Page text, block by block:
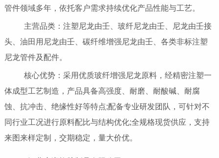
管件领域多年，依托客户需求持续优化产品性能与工艺。
主营品类：注塑尼龙由壬、玻纤尼龙由壬、尼龙由壬接
头、油田用尼龙由壬、碳纤维增强尼龙由壬、各类非标注塑
尼龙管件及配件。
核心优势：采用优质玻纤增强尼龙原料，经精密注塑一
体成型工艺制造，产品具备高强度、耐磨、耐酸碱、耐腐
蚀、抗冲击、绝缘性好等特点;配备专业研发团队，可针对不
同行业工况进行原料配比与结构优化;全规格现货供应，支持
来图来样定制，交期稳定，量大价优。